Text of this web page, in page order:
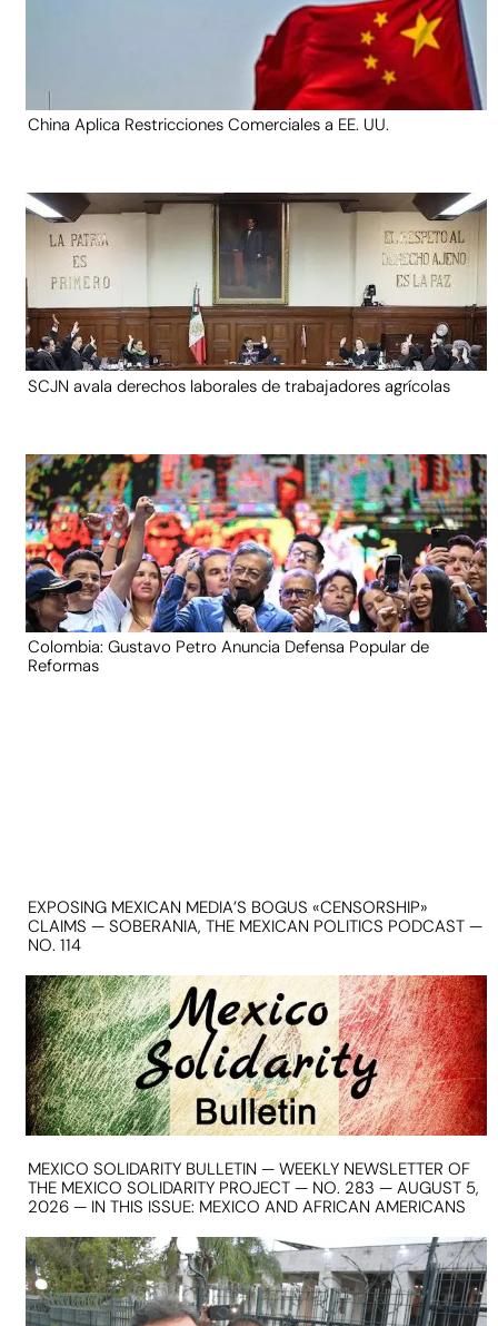
China Aplica Restricciones Comerciales a EE. UU.
SCJN avala derechos laborales de trabajadores agrícolas
Colombia: Gustavo Petro Anuncia Defensa Popular de
Reformas
EXPOSING MEXICAN MEDIA’S BOGUS «CENSORSHIP»
CLAIMS — SOBERANIA, THE MEXICAN POLITICS PODCAST —
NO. 114
MEXICO SOLIDARITY BULLETIN — WEEKLY NEWSLETTER OF
THE MEXICO SOLIDARITY PROJECT — NO. 283 — AUGUST 5,
2026 — IN THIS ISSUE: MEXICO AND AFRICAN AMERICANS